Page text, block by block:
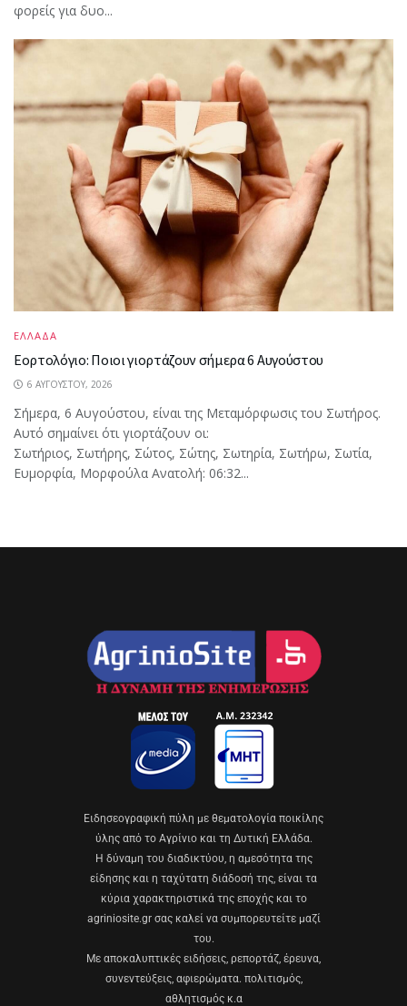
φορείς για δυο...
ΕΛΛΑΔΑ
Εορτολόγιο: Ποιοι γιορτάζουν σήμερα 6 Αυγούστου
6 ΑΥΓΟΎΣΤΟΥ, 2026
Σήμερα, 6 Αυγούστου, είναι της Μεταμόρφωσις του Σωτήρος.
Αυτό σημαίνει ότι γιορτάζουν οι:
Σωτήριος, Σωτήρης, Σώτος, Σώτης, Σωτηρία, Σωτήρω, Σωτία,
Ευμορφία, Μορφούλα Ανατολή: 06:32...
Eιδησεογραφική πύλη με θεματολογία ποικίλης
ύλης από το Αγρίνιο και τη Δυτική Ελλάδα.
Η δύναμη του διαδικτύου, η αμεσότητα της
είδησης και η ταχύτατη διάδοσή της, είναι τα
κύρια χαρακτηριστικά της εποχής και το
agriniosite.gr σας καλεί να συμπορευτείτε μαζί
του.
Με αποκαλυπτικές ειδήσεις, ρεπορτάζ, έρευνα,
συνεντεύξεις, αφιερώματα. πολιτισμός,
αθλητισμός κ.α